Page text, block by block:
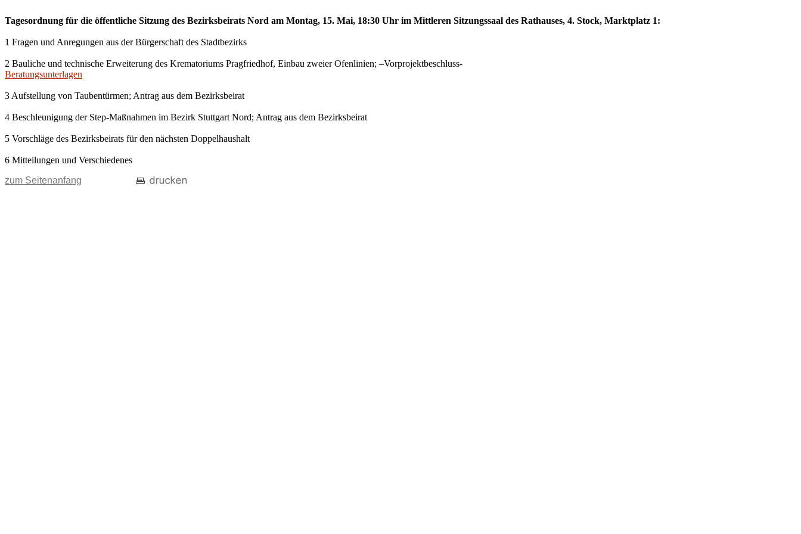
Tagesordnung für die öffentliche Sitzung des Bezirksbeirats Nord am Montag, 15. Mai, 18:30 Uhr im Mittleren Sitzungssaal des Rathauses, 4. Stock, Marktplatz 1:
1 Fragen und Anregungen aus der Bürgerschaft des Stadtbezirks
2 Bauliche und technische Erweiterung des Krematoriums Pragfriedhof, Einbau zweier Ofenlinien; –Vorprojektbeschluss-
Beratungsunterlagen
3 Aufstellung von Taubentürmen; Antrag aus dem Bezirksbeirat
4 Beschleunigung der Step-Maßnahmen im Bezirk Stuttgart Nord; Antrag aus dem Bezirksbeirat
5 Vorschläge des Bezirksbeirats für den nächsten Doppelhaushalt
6 Mitteilungen und Verschiedenes
zum Seitenanfang